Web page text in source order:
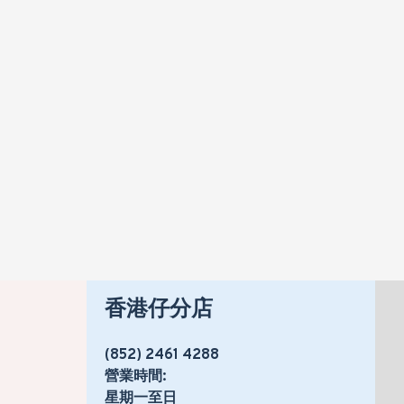
香港仔分店
(852) 2461 4288
營業時間:
星期一至日